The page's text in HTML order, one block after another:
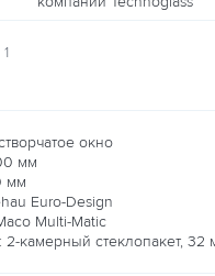
1
окно
мм
мм
Euro-Design
Multi-Matic
2-камерный стеклопакет, 32